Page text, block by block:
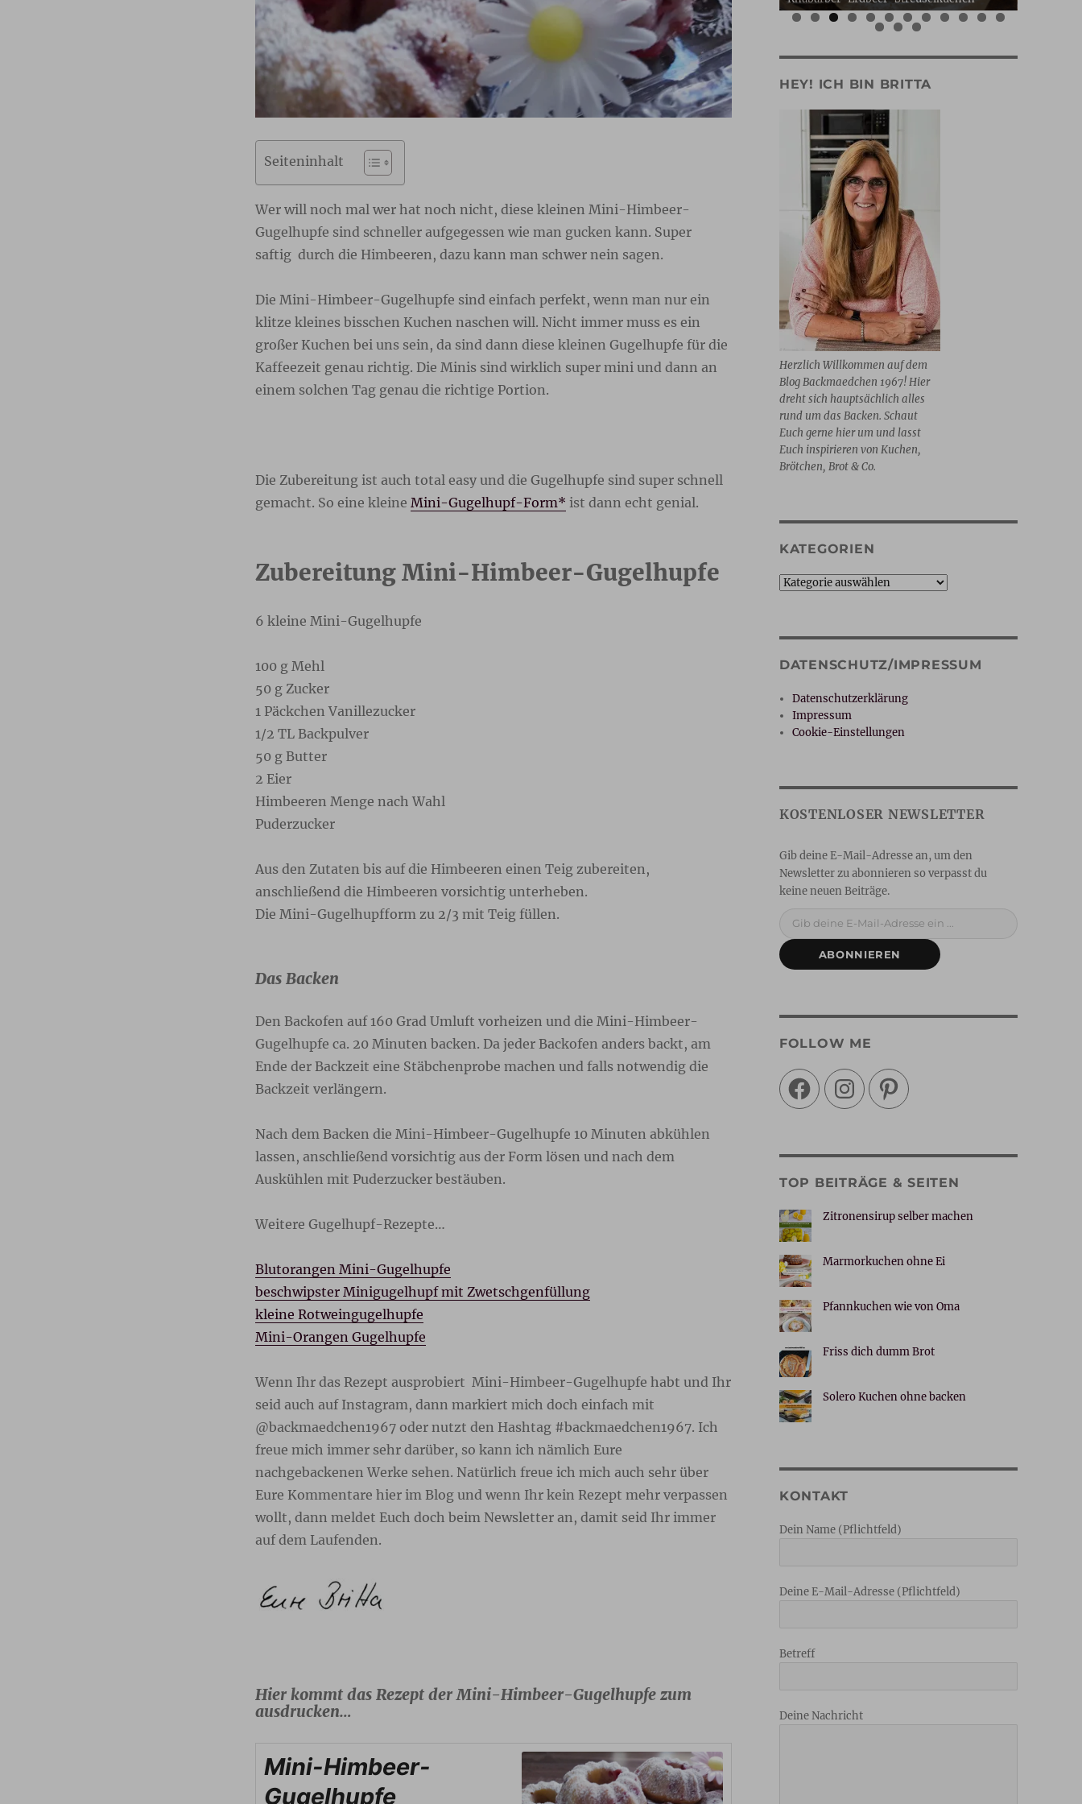
Seiteninhalt
Wer will noch mal wer hat noch nicht, diese kleinen Mini-Himbeer-
Gugelhupfe sind schneller aufgegessen wie man gucken kann. Super
saftig durch die Himbeeren, dazu kann man schwer nein sagen.
Die Mini-Himbeer-Gugelhupfe sind einfach perfekt, wenn man nur ein
klitze kleines bisschen Kuchen naschen will. Nicht immer muss es ein
großer Kuchen bei uns sein, da sind dann diese kleinen Gugelhupfe für die
Kaffeezeit genau richtig. Die Minis sind wirklich super mini und dann an
einem solchen Tag genau die richtige Portion.
Die Zubereitung ist auch total easy und die Gugelhupfe sind super schnell
gemacht. So eine kleine Mini-Gugelhupf-Form* ist dann echt genial.
Zubereitung Mini-Himbeer-Gugelhupfe
6 kleine Mini-Gugelhupfe
100 g Mehl
50 g Zucker
1 Päckchen Vanillezucker
1/2 TL Backpulver
50 g Butter
2 Eier
Himbeeren Menge nach Wahl
Puderzucker
Aus den Zutaten bis auf die Himbeeren einen Teig zubereiten,
anschließend die Himbeeren vorsichtig unterheben.
Die Mini-Gugelhupfform zu 2/3 mit Teig füllen.
Das Backen
Den Backofen auf 160 Grad Umluft vorheizen und die Mini-Himbeer-
Gugelhupfe ca. 20 Minuten backen. Da jeder Backofen anders backt, am
Ende der Backzeit eine Stäbchenprobe machen und falls notwendig die
Backzeit verlängern.
Nach dem Backen die Mini-Himbeer-Gugelhupfe 10 Minuten abkühlen
lassen, anschließend vorsichtig aus der Form lösen und nach dem
Auskühlen mit Puderzucker bestäuben.
Weitere Gugelhupf-Rezepte…
Blutorangen Mini-Gugelhupfe
beschwipster Minigugelhupf mit Zwetschgenfüllung
kleine Rotweingugelhupfe
Mini-Orangen Gugelhupfe
Wenn Ihr das Rezept ausprobiert Mini-Himbeer-Gugelhupfe habt und Ihr
seid auch auf Instagram, dann markiert mich doch einfach mit
@backmaedchen1967 oder nutzt den Hashtag #backmaedchen1967. Ich
freue mich immer sehr darüber, so kann ich nämlich Eure
nachgebackenen Werke sehen. Natürlich freue ich mich auch sehr über
Eure Kommentare hier im Blog und wenn Ihr kein Rezept mehr verpassen
wollt, dann meldet Euch doch beim Newsletter an, damit seid Ihr immer
auf dem Laufenden.
Hier kommt das Rezept der Mini-Himbeer-Gugelhupfe zum
ausdrucken…
Mini-Himbeer-
Gugelhupfe
0
1 2
3 4 5
HEY! ICH BIN BRITTA
Herzlich Willkommen auf dem
Blog Backmaedchen 1967! Hier
dreht sich hauptsächlich alles
rund um das Backen. Schaut
Euch gerne hier um und lasst
Euch inspirieren von Kuchen,
Brötchen, Brot & Co.
KATEGORIEN
Kategorien
DATENSCHUTZ/IMPRESSUM
Datenschutzerklärung
Impressum
Cookie-Einstellungen
ABONNIEREN
FOLLOW ME
FacebookInstagramPinterest
TOP BEITRÄGE & SEITEN
Zitronensirup selber machen
Marmorkuchen ohne Ei
Pfannkuchen wie von Oma
Friss dich dumm Brot
Solero Kuchen ohne backen
KONTAKT
Dein Name (Pflichtfeld)
Deine E-Mail-Adresse (Pflichtfeld)
Betreff
Deine Nachricht